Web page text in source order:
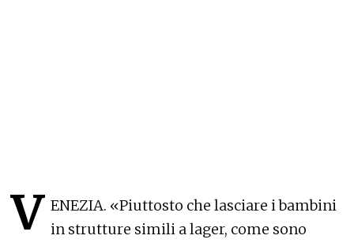
V ENEZIA. «Piuttosto che lasciare i bambini
in strutture simili a lager, come sono